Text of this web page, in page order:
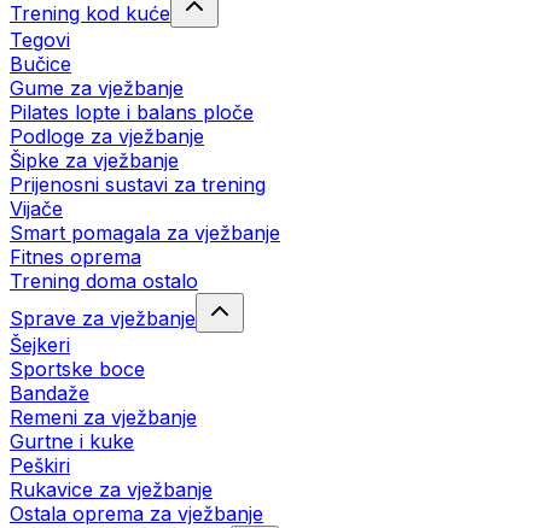
Trening kod kuće
Tegovi
Bučice
Gume za vježbanje
Pilates lopte i balans ploče
Podloge za vježbanje
Šipke za vježbanje
Prijenosni sustavi za trening
Vijače
Smart pomagala za vježbanje
Fitnes oprema
Trening doma ostalo
Sprave za vježbanje
Šejkeri
Sportske boce
Bandaže
Remeni za vježbanje
Gurtne i kuke
Peškiri
Rukavice za vježbanje
Ostala oprema za vježbanje